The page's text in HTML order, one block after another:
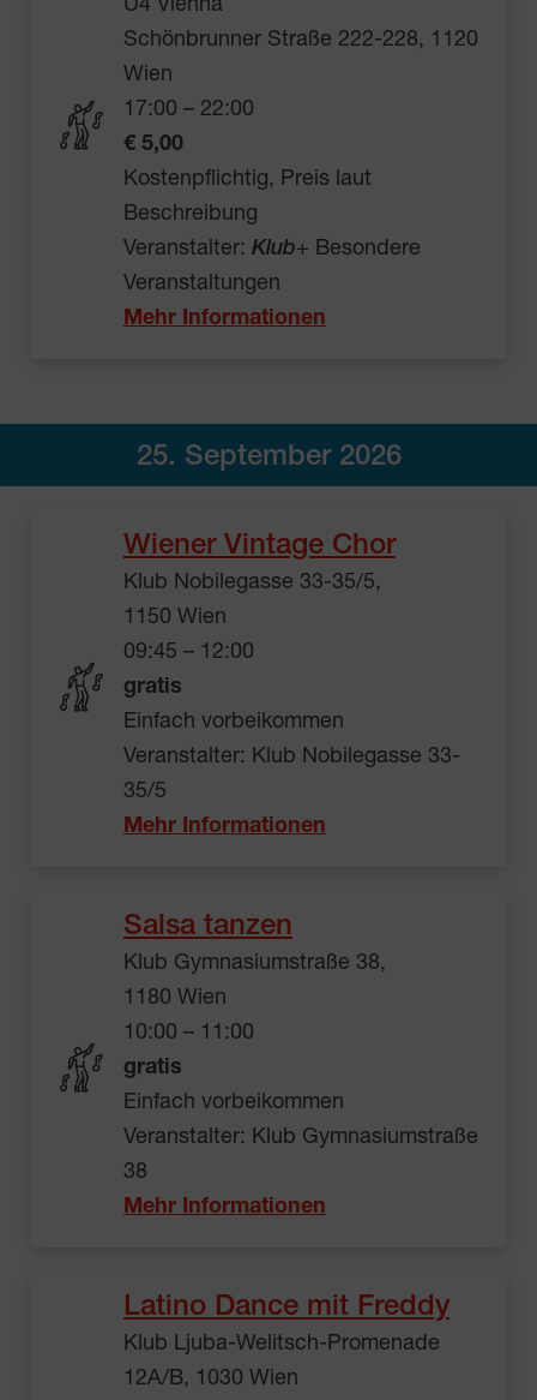
U4 Vienna
Schönbrunner Straße 222-228, 1120
Wien
17:00 – 22:00
€ 5,00
Kostenpflichtig, Preis laut
Beschreibung
Veranstalter: Klub+ Besondere
Veranstaltungen
Mehr Informationen
25. September 2026
Wiener Vintage Chor
Klub Nobilegasse 33-35/5,
1150 Wien
09:45 – 12:00
gratis
Einfach vorbeikommen
Veranstalter: Klub Nobilegasse 33-
35/5
Mehr Informationen
Salsa tanzen
Klub Gymnasiumstraße 38,
1180 Wien
10:00 – 11:00
gratis
Einfach vorbeikommen
Veranstalter: Klub Gymnasiumstraße
38
Mehr Informationen
Latino Dance mit Freddy
Klub Ljuba-Welitsch-Promenade
12A/B, 1030 Wien